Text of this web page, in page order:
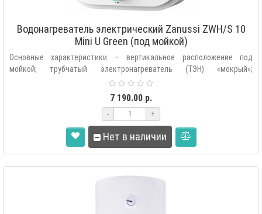
Водонагреватель электрический Zanussi ZWH/S 10
Mini U Green (под мойкой)
Основные характеристики – вертикальное расположение под
мойкой; трубчатый электронагреватель (ТЭН) «мокрый»;
7 190.00 р.
- +
Нет в наличии